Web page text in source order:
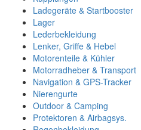
Ladegeräte & Startbooster
Lager
Lederbekleidung
Lenker, Griffe & Hebel
Motorenteile & Kühler
Motorradheber & Transport
Navigation & GPS-Tracker
Nierengurte
Outdoor & Camping
Protektoren & Airbagsys.